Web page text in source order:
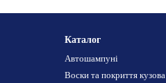
Каталог
Автошампуні
Воски та покриття кузова